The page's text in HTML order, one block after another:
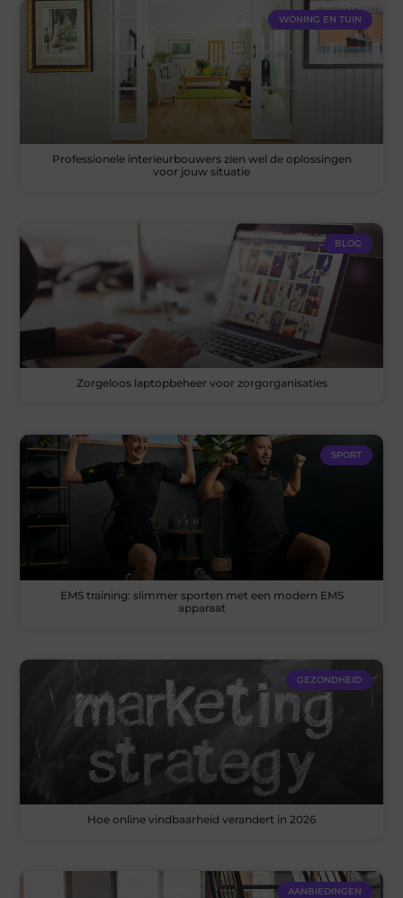
WONING EN TUIN
Professionele interieurbouwers zien wel de oplossingen
voor jouw situatie
BLOG
Zorgeloos laptopbeheer voor zorgorganisaties
SPORT
EMS training: slimmer sporten met een modern EMS
apparaat
GEZONDHEID
Hoe online vindbaarheid verandert in 2026
AANBIEDINGEN